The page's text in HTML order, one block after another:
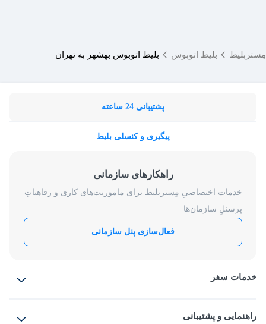
مِستربلیط بلیط اتوبوس بلیط اتوبوس بهشهر به تهران
پشتیبانی 24 ساعته
پیگیری و کنسلی بلیط
راهکارهای سازمانی
خدمات اختصاصیِ مِستربلیط برای ماموریت‌های کاری و رفاهیاتِ
پرسنلِ سازمان‌ها
فعال‌سازی پنل سازمانی
خدمات سفر
بلیط قطار
راهنمایی و پشتیبانی